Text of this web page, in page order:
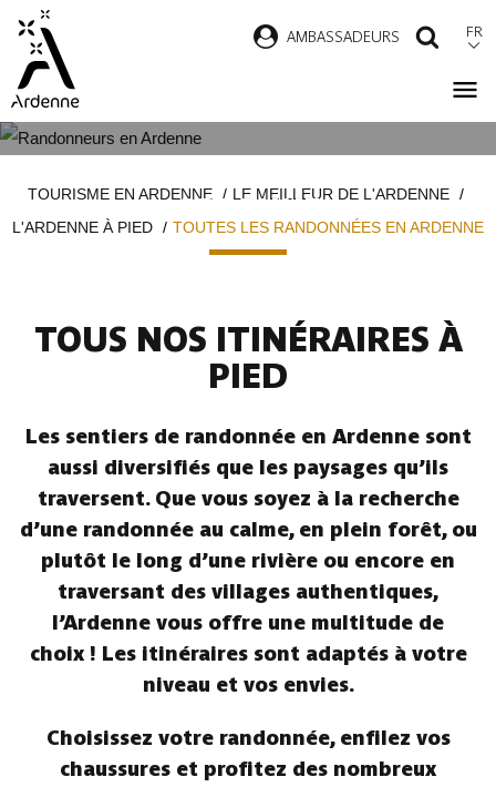
contenu
principal
AMBASSADEURS FR
ARDENNE
d'ArianeTOURISME EN ARDENNE
LE MEILLEUR DE L'ARDENNE
L'ARDENNE À PIED
TOUTES LES RANDONNÉES EN ARDENNE
TOUS NOS ITINÉRAIRES À
PIED
Les sentiers de randonnée en Ardenne sont
aussi diversifiés que les paysages qu’ils
traversent. Que vous soyez à la recherche
d’une randonnée au calme, en plein forêt, ou
plutôt le long d’une rivière ou encore en
traversant des villages authentiques,
l’Ardenne vous offre une multitude de
choix ! Les itinéraires sont adaptés à votre
niveau et vos envies.
Choisissez votre randonnée, enfilez vos
chaussures et profitez des nombreux